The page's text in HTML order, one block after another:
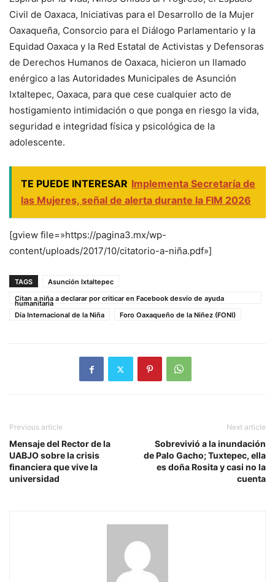
Civil de Oaxaca, Iniciativas para el Desarrollo de la Mujer
Oaxaqueña, Consorcio para el Diálogo Parlamentario y la
Equidad Oaxaca y la Red Estatal de Activistas y Defensoras
de Derechos Humanos de Oaxaca, hicieron un llamado
enérgico a las Autoridades Municipales de Asunción
Ixtaltepec, Oaxaca, para que cese cualquier acto de
hostigamiento intimidación o que ponga en riesgo la vida,
seguridad e integridad física y psicológica de la
adolescente.
TE PUEDE INTERESAR Implementa Secretaría de
las Mujeres, señal de alerta durante la FIM 2026
[gview file=»https://pagina3.mx/wp-
content/uploads/2017/10/citatorio-a-niña.pdf»]
TAGS
Asunción Ixtaltepec
Citan a niña a declarar por criticar en Facebook desvío de ayuda
humanitaria
Día Internacional de la Niña
Foro Oaxaqueño de la Niñez (FONI)
Previous article
Mensaje del Rector de la
UABJO sobre la crisis
financiera que vive la
universidad
Next article
Sobrevivió a la inundación
de Palo Gacho; Tuxtepec, ella
es doña Rosita y casi no la
cuenta